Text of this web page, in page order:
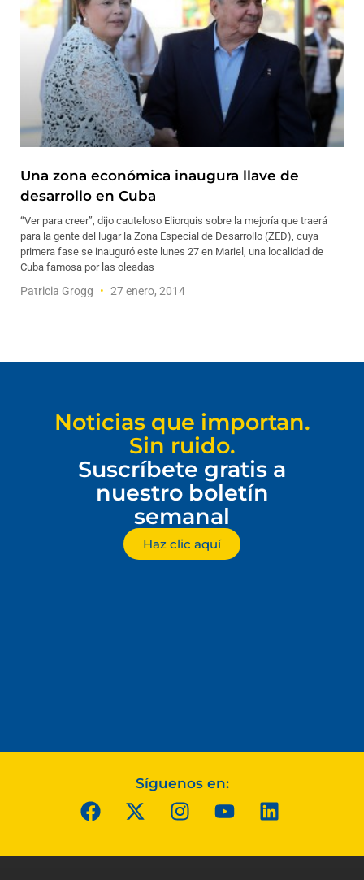
Una zona económica inaugura llave de
desarrollo en Cuba
“Ver para creer”, dijo cauteloso Eliorquis sobre la mejoría que traerá
para la gente del lugar la Zona Especial de Desarrollo (ZED), cuya
primera fase se inauguró este lunes 27 en Mariel, una localidad de
Cuba famosa por las oleadas
Patricia Grogg 27 enero, 2014
Noticias que importan.
Sin ruido.
Suscríbete gratis a
nuestro boletín
semanal
Haz clic aquí
Síguenos en: